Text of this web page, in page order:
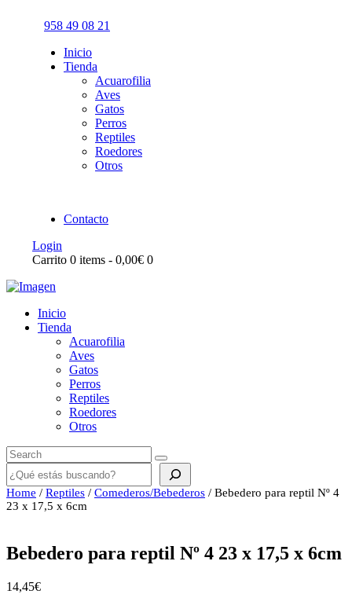
958 49 08 21
Inicio
Tienda
Acuarofilia
Aves
Gatos
Perros
Reptiles
Roedores
Otros
Contacto
Login
Carrito 0 items - 0,00€ 0
Inicio
Tienda
Acuarofilia
Aves
Gatos
Perros
Reptiles
Roedores
Otros
Buscar
Home / Reptiles / Comederos/Bebederos / Bebedero para reptil Nº 4
23 x 17,5 x 6cm
Bebedero para reptil Nº 4 23 x 17,5 x 6cm
14,45€